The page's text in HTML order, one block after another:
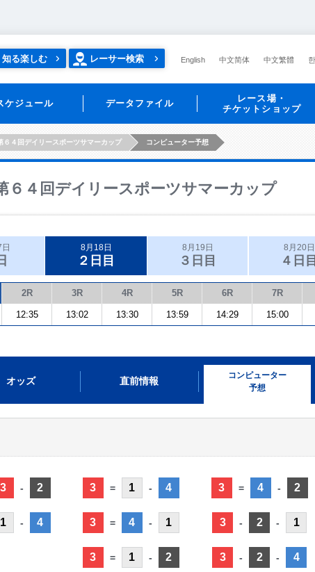
知る楽しむ レーサー検索 English 中文简体 中文繁體
ケジュール データファイル
レース場・
チケットショップ
６４回デイリースポーツサマーカップ コンピューター予想
６４回デイリースポーツサマーカップ
8月18日
２日目
8月19日
３日目
8月20日
４日目
2R 3R 4R 5R 6R 7R
12:35 13:02 13:30 13:59 14:29 15:00
オッズ 直前情報
コンピューター
予想
3 - 2
1 - 4
3 = 1 - 4
3 = 4 - 1
3 = 1 - 2
3 = 4 - 2
3 - 2 - 1
3 - 2 - 4